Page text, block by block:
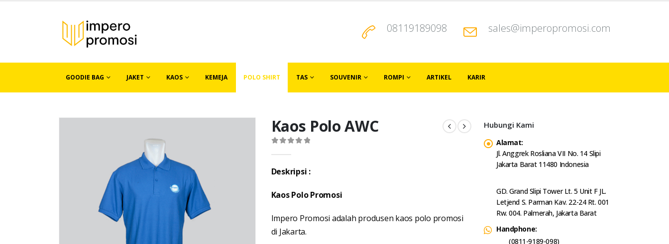
08119189098 sales@imperopromosi.com
GOODIE BAG JAKET KAOS KEMEJA POLO SHIRT TAS SOUVENIR ROMPI ARTIKEL KARIR
Kaos Polo AWC
Deskripsi :
Kaos Polo Promosi
Impero Promosi adalah produsen kaos polo promosi
di Jakarta.
Hubungi Kami
Alamat:
Jl. Anggrek Rosliana VII No. 14 Slipi
Jakarta Barat 11480 Indonesia
GD. Grand Slipi Tower Lt. 5 Unit F JL.
Letjend S. Parman Kav. 22-24 Rt. 001
Rw. 004. Palmerah, Jakarta Barat
Handphone:
(0811-9189-098)